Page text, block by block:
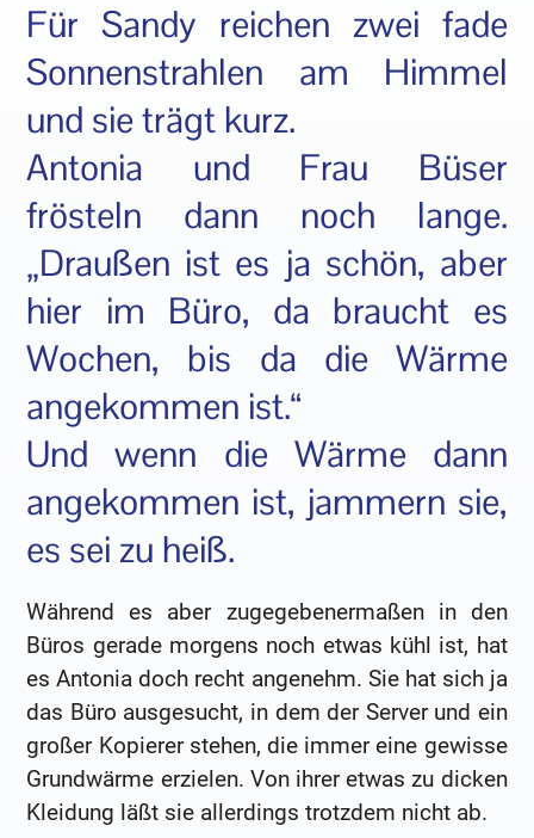
Für Sandy reichen zwei fade
Sonnenstrahlen am Himmel
und sie trägt kurz.
Antonia und Frau Büser
frösteln dann noch lange.
„Draußen ist es ja schön, aber
hier im Büro, da braucht es
Wochen, bis da die Wärme
angekommen ist.“
Und wenn die Wärme dann
angekommen ist, jammern sie,
es sei zu heiß.
Während es aber zugegebenermaßen in den
Büros gerade morgens noch etwas kühl ist, hat
es Antonia doch recht angenehm. Sie hat sich ja
das Büro ausgesucht, in dem der Server und ein
großer Kopierer stehen, die immer eine gewisse
Grundwärme erzielen. Von ihrer etwas zu dicken
Kleidung läßt sie allerdings trotzdem nicht ab.